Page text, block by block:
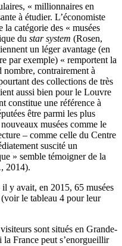
« millionnaires en
à étudier. L’économiste
catégorie des « musées
du star system (Rosen,
un léger avantage (en
par exemple) « remportent la
nombre, contrairement à
des collections de très
aussi bien pour le Louvre
constitue une référence à
être parmi les plus
musées comme le
– comme celle du Centre
suscité un
» semble témoigner de la
, 2014).
il y avait, en 2015, 65 musées
le tableau 4 pour leur
sont situés en Grande-
France peut s’enorgueillir